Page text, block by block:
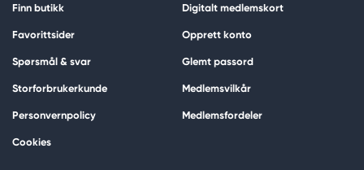
Finn butikk
Favorittsider
Spørsmål & svar
Storforbrukerkunde
Personvernpolicy
Cookies
Digitalt medlemskort
Opprett konto
Glemt passord
Medlemsvilkår
Medlemsfordeler